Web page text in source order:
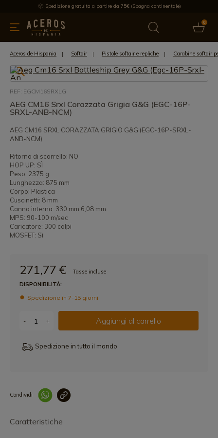
Spedizione gratuita a partire da 75€ (Spagna continentale)
0
cucina Offre Ultime notizie Venduti Marche
Aceros de Hispania Softair Pistole softair e repliche Carabine softair
REF: EGCM16SRXLG
AEG CM16 Srxl Corazzata Grigia G&G (EGC-16P-
SRXL-ANB-NCM)
AEG CM16 SRXL CORAZZATA GRIGIO G&G (EGC-16P-SRXL-
ANB-NCM)
Ritorno di scarrello: NO
HOP UP: SÌ
Peso: 2375 g
Lunghezza: 875 mm
Corpo: Plastica
Cuscinetti: 8 mm
Canna interna: 330 mm 6,08 mm
MPS: 90-100 m/sec
Caricatore: 300 colpi
MOSFET: Sì
271,77 €
Tasse incluse
DISPONIBILITÀ:
Spedizione in 7-15 giorni
- + Aggiungi al carrello
Spedizione in tutto il mondo
Condividi
Caratteristiche